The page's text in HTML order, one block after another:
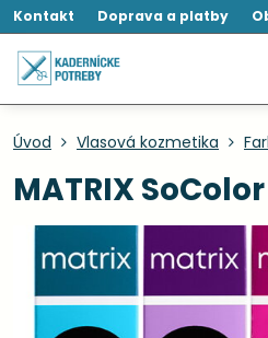
Kontakt Doprava a platby
Úvod Vlasová kozmetika
MATRIX